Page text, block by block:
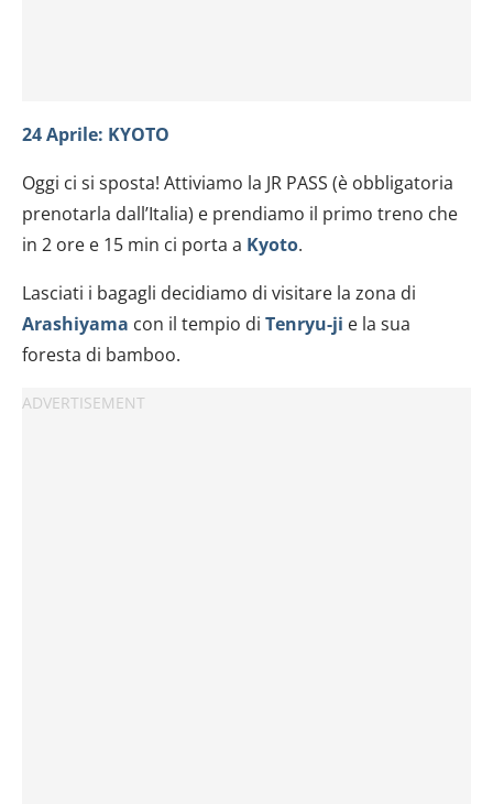
24 Aprile: KYOTO
Oggi ci si sposta! Attiviamo la JR PASS (è obbligatoria
prenotarla dall’Italia) e prendiamo il primo treno che
in 2 ore e 15 min ci porta a Kyoto.
Lasciati i bagagli decidiamo di visitare la zona di
Arashiyama con il tempio di Tenryu-ji e la sua
foresta di bamboo.